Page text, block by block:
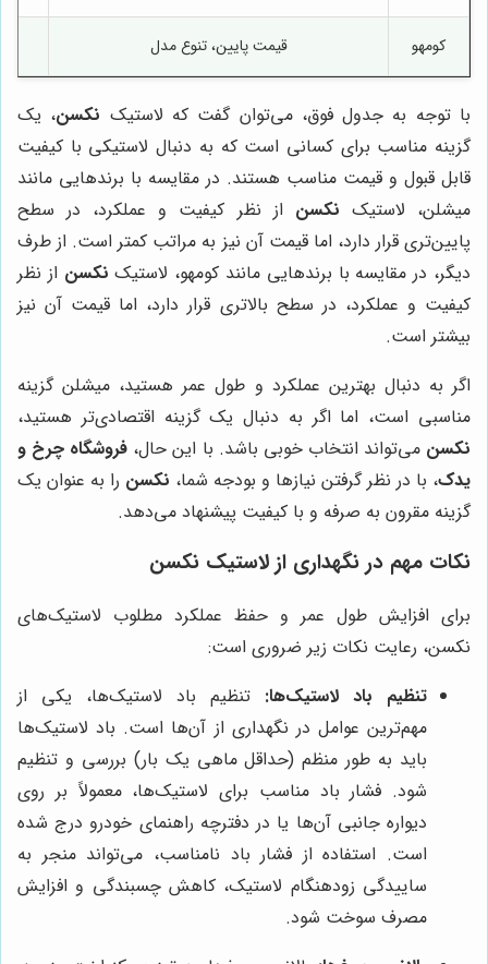
کومهو قیمت پایین، تنوع مدل
با توجه به جدول فوق، می‌توان گفت که لاستیک نکسن، یک
گزینه مناسب برای کسانی است که به دنبال لاستیکی با کیفیت
قابل قبول و قیمت مناسب هستند. در مقایسه با برندهایی مانند
میشلن، لاستیک نکسن از نظر کیفیت و عملکرد، در سطح
پایین‌تری قرار دارد، اما قیمت آن نیز به مراتب کمتر است. از طرف
دیگر، در مقایسه با برندهایی مانند کومهو، لاستیک نکسن از نظر
کیفیت و عملکرد، در سطح بالاتری قرار دارد، اما قیمت آن نیز
بیشتر است.
اگر به دنبال بهترین عملکرد و طول عمر هستید، میشلن گزینه
مناسبی است، اما اگر به دنبال یک گزینه اقتصادی‌تر هستید،
نکسن می‌تواند انتخاب خوبی باشد. با این حال، فروشگاه چرخ و
یدک، با در نظر گرفتن نیازها و بودجه شما، نکسن را به عنوان یک
گزینه مقرون به صرفه و با کیفیت پیشنهاد می‌دهد.
نکات مهم در نگهداری از لاستیک نکسن
برای افزایش طول عمر و حفظ عملکرد مطلوب لاستیک‌های
نکسن، رعایت نکات زیر ضروری است:
تنظیم باد لاستیک‌ها: تنظیم باد لاستیک‌ها، یکی از
مهم‌ترین عوامل در نگهداری از آن‌ها است. باد لاستیک‌ها
باید به طور منظم (حداقل ماهی یک بار) بررسی و تنظیم
شود. فشار باد مناسب برای لاستیک‌ها، معمولاً بر روی
دیواره جانبی آن‌ها یا در دفترچه راهنمای خودرو درج شده
است. استفاده از فشار باد نامناسب، می‌تواند منجر به
ساییدگی زودهنگام لاستیک، کاهش چسبندگی و افزایش
مصرف سوخت شود.